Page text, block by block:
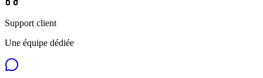
Support client
Une équipe dédiée